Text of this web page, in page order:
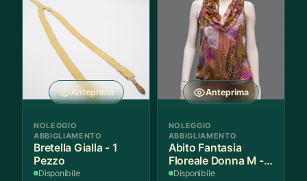
Anteprima
NOLEGGIO
ABBIGLIAMENTO
Bretella Gialla - 1
Pezzo
Disponibile
Anteprima
NOLEGGIO
ABBIGLIAMENTO
Abito Fantasia
Floreale Donna M - 1
Pezzo
Disponibile